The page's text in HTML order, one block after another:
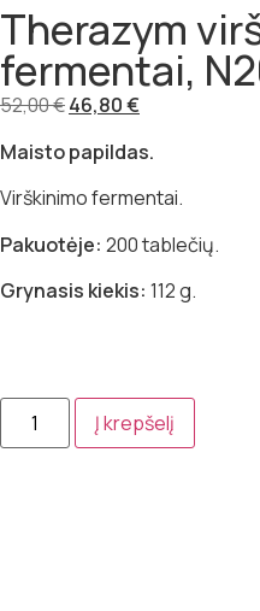
Therazym
fermentai,
52,00€46,80€
Maisto papildas.
Virškinimo fermentai.
Pakuotėje: 200 tablečių.
Grynasis kiekis: 112 g.
Į krepšelį